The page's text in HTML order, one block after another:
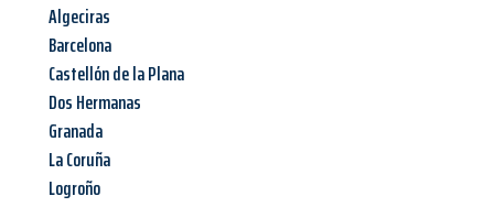
Algeciras
Barcelona
Castellón de la Plana
Dos Hermanas
Granada
La Coruña
Logroño